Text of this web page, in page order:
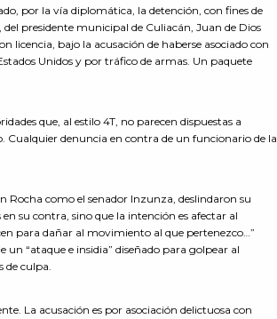
por la vía diplomática, la detención, con fines de
presidente municipal de Culiacán, Juan de Dios
licencia, bajo la acusación de haberse asociado con
Unidos y por tráfico de armas. Un paquete
que, al estilo 4T, no parecen dispuestas a
Cualquier denuncia en contra de un funcionario de la
Rocha como el senador Inzunza, deslindaron su
su contra, sino que la intención es afectar al
para dañar al movimiento al que pertenezco…”
un “ataque e insidia” diseñado para golpear al
de culpa.
La acusación es por asociación delictuosa con